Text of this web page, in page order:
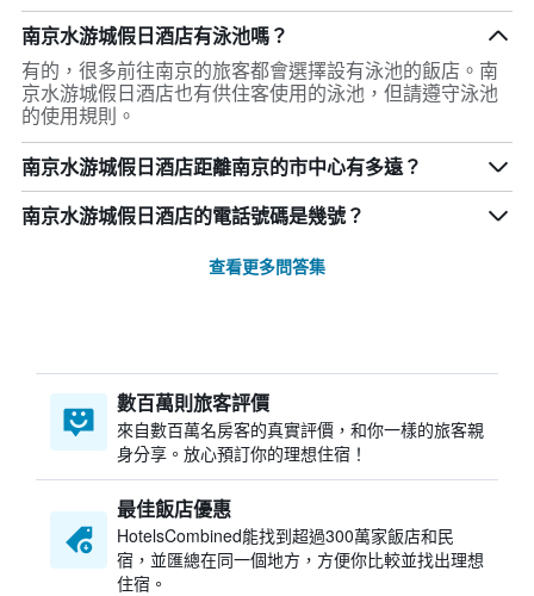
南京水游城假日酒店有泳池嗎？
有的，很多前往南京的旅客都會選擇設有泳池的飯店。南
京水游城假日酒店也有供住客使用的泳池，但請遵守泳池
的使用規則。
南京水游城假日酒店距離南京的市中心有多遠？
南京水游城假日酒店的電話號碼是幾號？
查看更多問答集
數百萬則旅客評價
來自數百萬名房客的真實評價，和你一樣的旅客親
身分享。放心預訂你的理想住宿！
最佳飯店優惠
HotelsCombined​能找到超過300萬家飯店和民
宿，並匯總在同一個地方，方便你比較並找出理想
住宿。